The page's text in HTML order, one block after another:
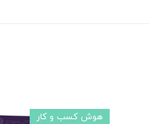
هوش کسب و کار